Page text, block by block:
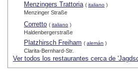
Menzingers Trattoria ( italiano )
Menzinger Straße
Corretto ( italiano )
Haldenbergerstraße
Platzhirsch Freiham ( alemán )
Clarita-Bernhard-Str.
Ver todos los restaurantes cerca de